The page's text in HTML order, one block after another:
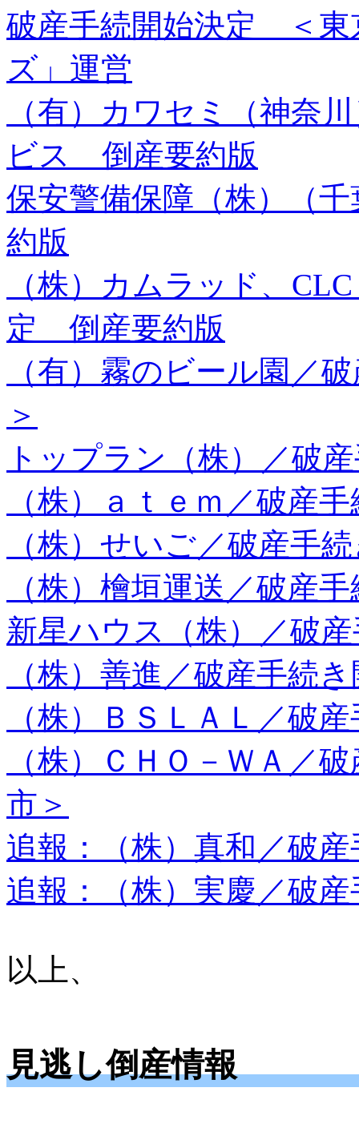
破産手続開始決定 ＜
ズ」運営
（有）カワセミ（神奈
ビス 倒産要約版
保安警備保障（株）（
約版
（株）カムラッド、
定 倒産要約版
（有）霧のビール園／
＞
トップラン（株）／破
（株）ａｔｅｍ／破産
（株）せいご／破産手
（株）檜垣運送／破産
新星ハウス（株）／破
（株）善進／破産手続
（株）ＢＳＬＡＬ／破
（株）ＣＨＯ－ＷＡ／
市＞
追報：（株）真和／破
追報：（株）実慶／破
以上、
見逃し倒産情報